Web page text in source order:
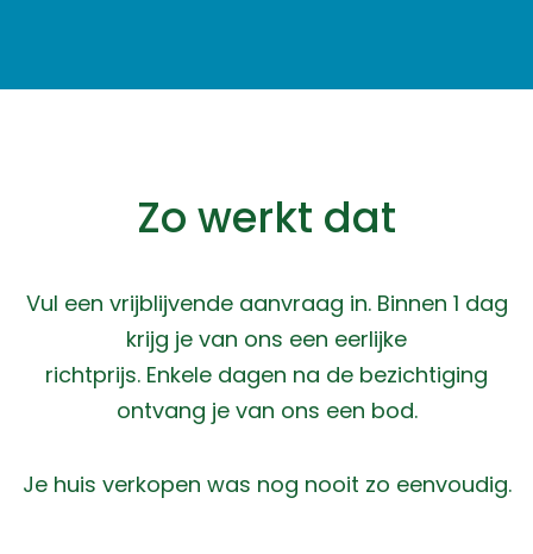
Zo werkt dat
Vul een vrijblijvende aanvraag in. Binnen 1 dag
krijg je van ons een eerlijke
richtprijs. Enkele dagen na de bezichtiging
ontvang je van ons een bod.
Je huis verkopen was nog nooit zo eenvoudig.